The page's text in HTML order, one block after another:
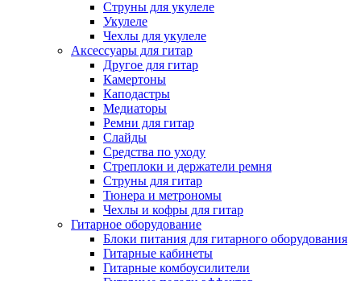
Струны для укулеле
Укулеле
Чехлы для укулеле
Аксессуары для гитар
Другое для гитар
Камертоны
Каподастры
Медиаторы
Ремни для гитар
Слайды
Средства по уходу
Стреплоки и держатели ремня
Струны для гитар
Тюнера и метрономы
Чехлы и кофры для гитар
Гитарное оборудование
Блоки питания для гитарного оборудования
Гитарные кабинеты
Гитарные комбоусилители